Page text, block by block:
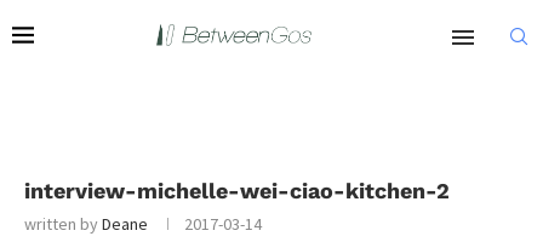
interview-michelle-wei-ciao-kitchen-2
written byDeane 2017-03-14